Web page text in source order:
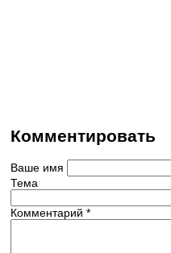
Комментировать
Ваше имя
Тема
Комментарий *